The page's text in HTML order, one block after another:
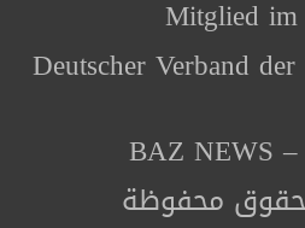
Mitglied
Deutscher Verband
© 2026 BAZ